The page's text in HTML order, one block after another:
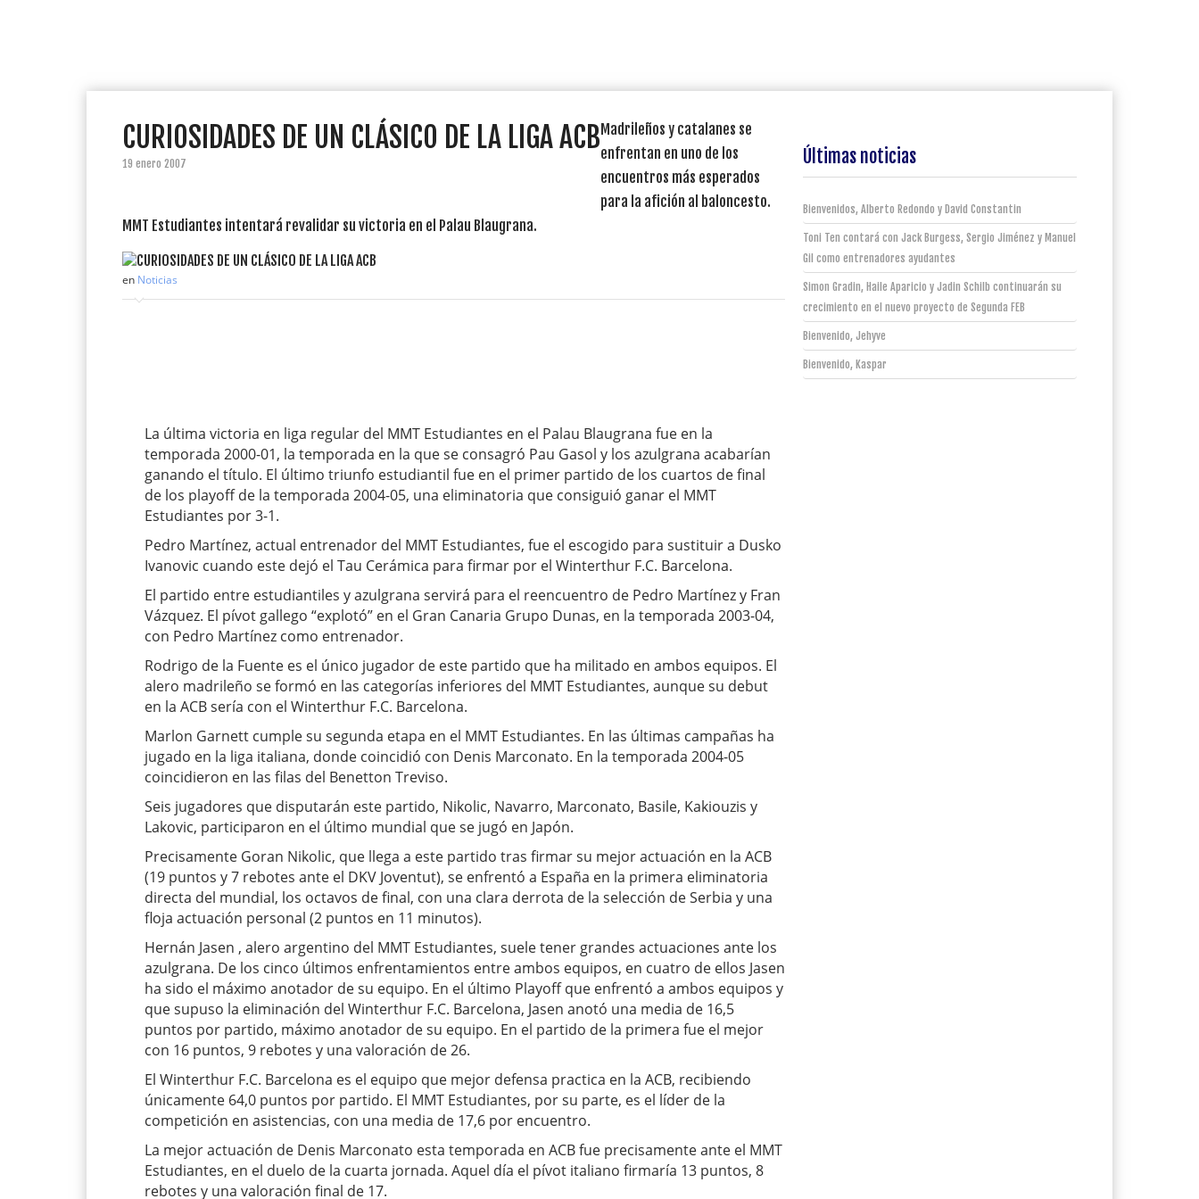
CURIOSIDADES DE UN CLÁSICO DE LA LIGA ACB
19 enero 2007
Madrileños y catalanes se
enfrentan en uno de los
encuentros más esperados
para la afición al baloncesto.
MMT Estudiantes intentará revalidar su victoria en el Palau Blaugrana.
en Noticias
La última victoria en liga regular del MMT Estudiantes en el Palau Blaugrana fue en la
temporada 2000-01, la temporada en la que se consagró Pau Gasol y los azulgrana acabarían
ganando el título. El último triunfo estudiantil fue en el primer partido de los cuartos de final
de los playoff de la temporada 2004-05, una eliminatoria que consiguió ganar el MMT
Estudiantes por 3-1.
Pedro Martínez, actual entrenador del MMT Estudiantes, fue el escogido para sustituir a Dusko
Ivanovic cuando este dejó el Tau Cerámica para firmar por el Winterthur F.C. Barcelona.
El partido entre estudiantiles y azulgrana servirá para el reencuentro de Pedro Martínez y Fran
Vázquez. El pívot gallego “explotó” en el Gran Canaria Grupo Dunas, en la temporada 2003-04,
con Pedro Martínez como entrenador.
Rodrigo de la Fuente es el único jugador de este partido que ha militado en ambos equipos. El
alero madrileño se formó en las categorías inferiores del MMT Estudiantes, aunque su debut
en la ACB sería con el Winterthur F.C. Barcelona.
Marlon Garnett cumple su segunda etapa en el MMT Estudiantes. En las últimas campañas ha
jugado en la liga italiana, donde coincidió con Denis Marconato. En la temporada 2004-05
coincidieron en las filas del Benetton Treviso.
Seis jugadores que disputarán este partido, Nikolic, Navarro, Marconato, Basile, Kakiouzis y
Lakovic, participaron en el último mundial que se jugó en Japón.
Precisamente Goran Nikolic, que llega a este partido tras firmar su mejor actuación en la ACB
(19 puntos y 7 rebotes ante el DKV Joventut), se enfrentó a España en la primera eliminatoria
directa del mundial, los octavos de final, con una clara derrota de la selección de Serbia y una
floja actuación personal (2 puntos en 11 minutos).
Hernán Jasen , alero argentino del MMT Estudiantes, suele tener grandes actuaciones ante los
azulgrana. De los cinco últimos enfrentamientos entre ambos equipos, en cuatro de ellos Jasen
ha sido el máximo anotador de su equipo. En el último Playoff que enfrentó a ambos equipos y
que supuso la eliminación del Winterthur F.C. Barcelona, Jasen anotó una media de 16,5
puntos por partido, máximo anotador de su equipo. En el partido de la primera fue el mejor
con 16 puntos, 9 rebotes y una valoración de 26.
El Winterthur F.C. Barcelona es el equipo que mejor defensa practica en la ACB, recibiendo
únicamente 64,0 puntos por partido. El MMT Estudiantes, por su parte, es el líder de la
competición en asistencias, con una media de 17,6 por encuentro.
La mejor actuación de Denis Marconato esta temporada en ACB fue precisamente ante el MMT
Estudiantes, en el duelo de la cuarta jornada. Aquel día el pívot italiano firmaría 13 puntos, 8
rebotes y una valoración final de 17.
Últimas noticias
Bienvenidos, Alberto Redondo y David Constantin
Toni Ten contará con Jack Burgess, Sergio Jiménez y Manuel
Gil como entrenadores ayudantes
Simon Gradin, Haile Aparicio y Jadin Schilb continuarán su
crecimiento en el nuevo proyecto de Segunda FEB
Bienvenido, Jehyve
Bienvenido, Kaspar